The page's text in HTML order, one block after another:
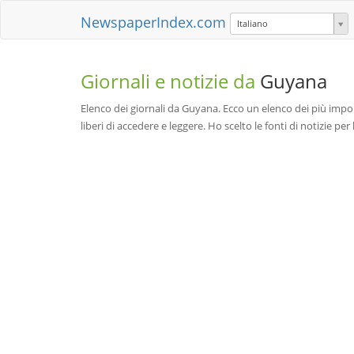
NewspaperIndex.com Italiano
Giornali e notizie da Guyana
Elenco dei giornali da Guyana. Ecco un elenco dei più
liberi di accedere e leggere. Ho scelto le fonti di notizie